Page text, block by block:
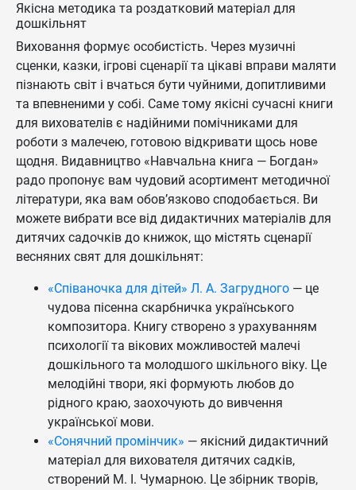
Якісна методика та роздатковий матеріал для
дошкільнят
Виховання формує особистість. Через музичні
сценки, казки, ігрові сценарії та цікаві вправи маляти
пізнають світ і вчаться бути чуйними, допитливими
та впевненими у собі. Саме тому якісні сучасні книги
для вихователів є надійними помічниками для
роботи з малечею, готовою відкривати щось нове
щодня. Видавництво «Навчальна книга — Богдан»
радо пропонує вам чудовий асортимент методичної
літератури, яка вам обов’язково сподобається. Ви
можете вибрати все від дидактичних матеріалів для
дитячих садочків до книжок, що містять сценарії
весняних свят для дошкільнят:
«Співаночка для дітей» Л. А. Загрудного — це
чудова пісенна скарбничка українського
композитора. Книгу створено з урахуванням
психології та вікових можливостей малечі
дошкільного та молодшого шкільного віку. Це
мелодійні твори, які формують любов до
рідного краю, заохочують до вивчення
української мови.
«Сонячний промінчик» — якісний дидактичний
матеріал для вихователя дитячих садків,
створений М. І. Чумарною. Це збірник творів,